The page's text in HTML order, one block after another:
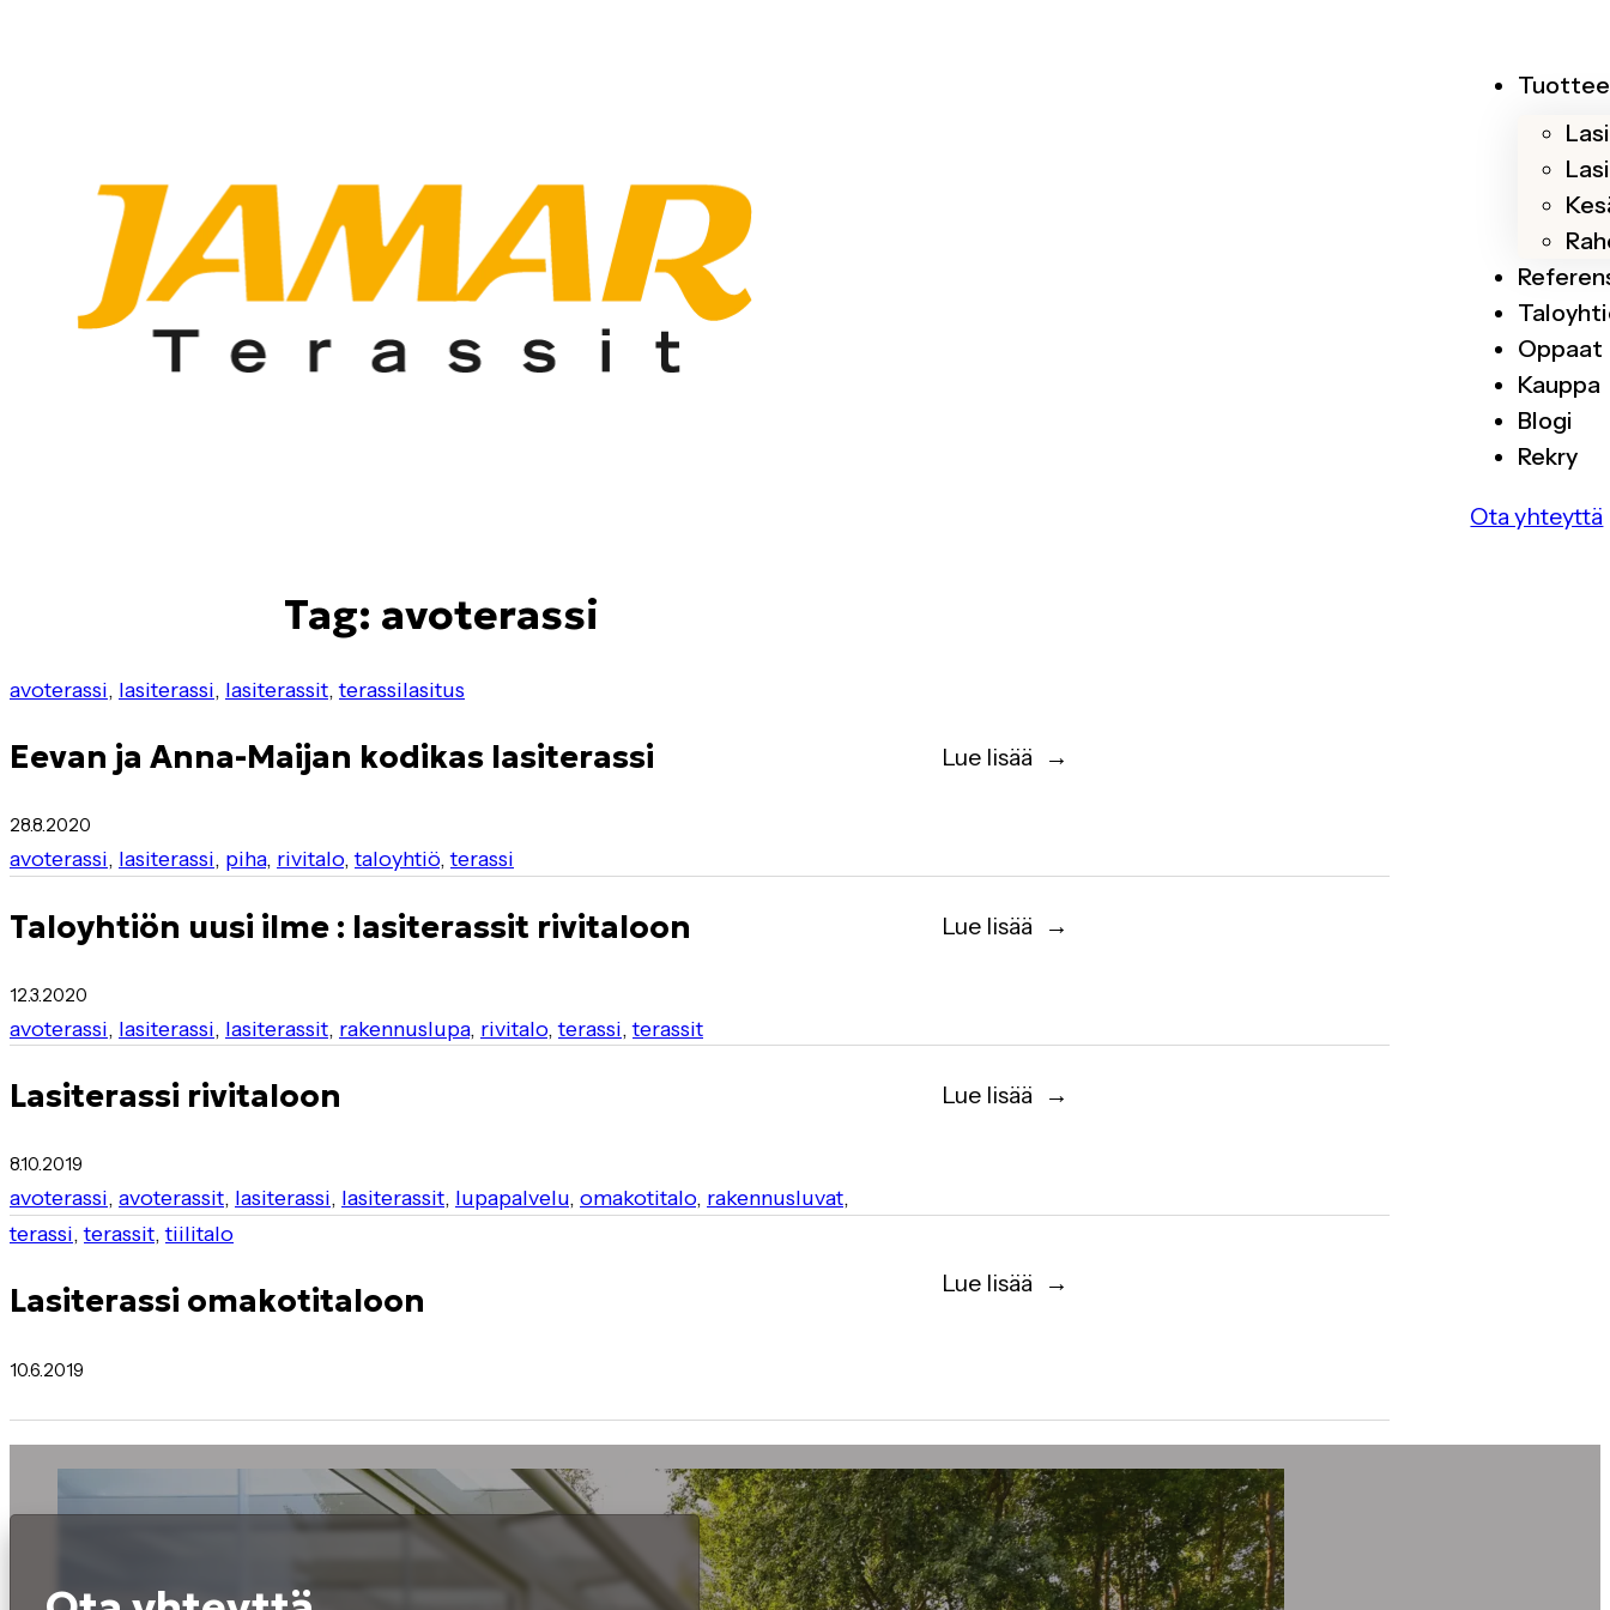
Oppaat
Kauppa
Blogi
Rekry
Ota yhteyttä
Tag: avoterassi
avoterassi, lasiterassi, lasiterassit,terassilasitus
Eevan ja Anna-Maijan kodikas lasiterassi
28.8.2020
Lue lisää
avoterassi, lasiterassi, piha, rivitalo,taloyhtiö,terassi
Taloyhtiön uusi ilme : lasiterassit rivitaloon
12.3.2020
Lue lisää
avoterassi, lasiterassi, lasiterassit, rakennuslupa, rivitalo,terassi,terassit
Lasiterassi rivitaloon
8.10.2019
Lue lisää
avoterassi, avoterassit, lasiterassi, lasiterassit, lupapalvelu, omakotitalo, rakennusluvat,
terassi,terassit,tiilitalo
Lasiterassi omakotitaloon
10.6.2019
Lue lisää